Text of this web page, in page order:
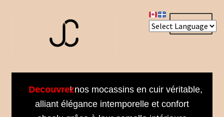
Menu
About usDecouvrez! nos mocassins en cuir véritable,
alliant élégance intemporelle et confort